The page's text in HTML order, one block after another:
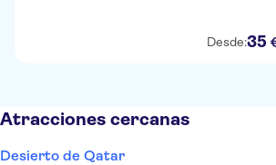
Desde:35
Atracciones cercanas
Desierto de Qatar